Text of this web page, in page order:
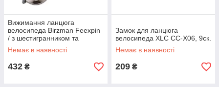
Вижимання ланцюга
велосипеда Birzman Feexpin
/ з шестигранником та
утримувачем ланцюга
Немає в наявності
432 ₴
Замок для ланцюга
велосипеда XLC CC-X06, 9ск.
Немає в наявності
209 ₴